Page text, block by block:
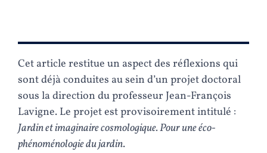
Cet article restitue un aspect des réflexions qui
sont déjà conduites au sein d’un projet doctoral
sous la direction du professeur Jean-François
Lavigne. Le projet est provisoirement intitulé :
Jardin et imaginaire cosmologique. Pour une éco-
phénoménologie du jardin.